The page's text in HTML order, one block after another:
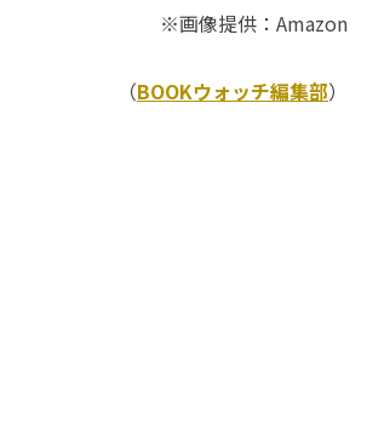
※画像提供：Amazon
（BOOKウォッチ編集部）